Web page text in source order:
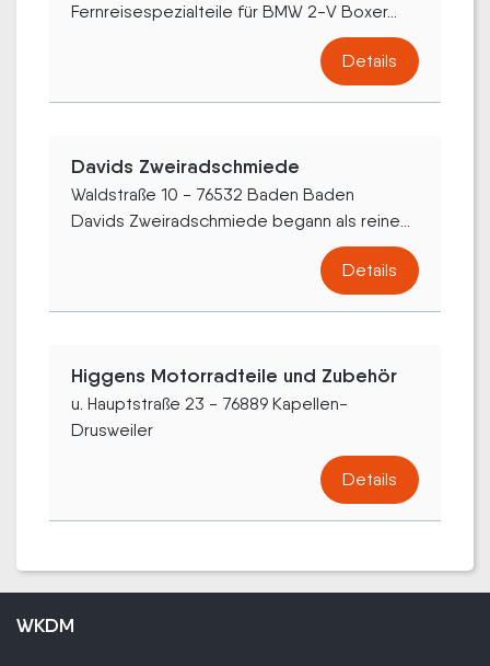
Fernreisespezialteile für BMW 2-V Boxer...
Details
Davids Zweiradschmiede
Waldstraße 10 - 76532 Baden Baden
Davids Zweiradschmiede begann als reine...
Details
Higgens Motorradteile und Zubehör
u. Hauptstraße 23 - 76889 Kapellen-
Drusweiler
Details
WKDM